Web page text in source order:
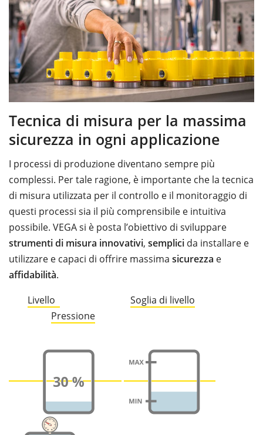
Tecnica di misura per la massima
sicurezza in ogni applicazione
I processi di produzione diventano sempre più
complessi. Per tale ragione, è importante che la tecnica
di misura utilizzata per il controllo e il monitoraggio di
questi processi sia il più comprensibile e intuitiva
possibile. VEGA si è posta l’obiettivo di sviluppare
strumenti di misura innovativi, semplici da installare e
utilizzare e capaci di offrire massima sicurezza e
affidabilità.
Livello
Soglia di livello
Pressione